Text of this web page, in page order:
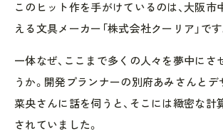
このヒット作を手がけているのは、大阪市
える文具メーカー「株式会社クーリア」です
一体なぜ、ここまで多くの人々を夢中にさ
うか。開発プランナーの別府あみさんと
菜央さんに話を伺うと、そこには緻密な計
されていました。